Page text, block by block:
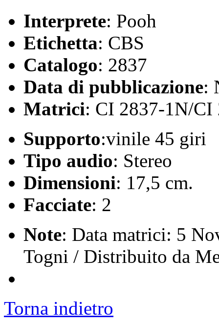
Interprete: Pooh
Etichetta: CBS
Catalogo: 2837
Data di pubblicazione:
Matrici: CI 2837-1N/CI
Supporto:vinile 45 giri
Tipo audio: Stereo
Dimensioni: 17,5 cm.
Facciate: 2
Note: Data matrici: 5
Togni / Distribuito da
Torna indietro